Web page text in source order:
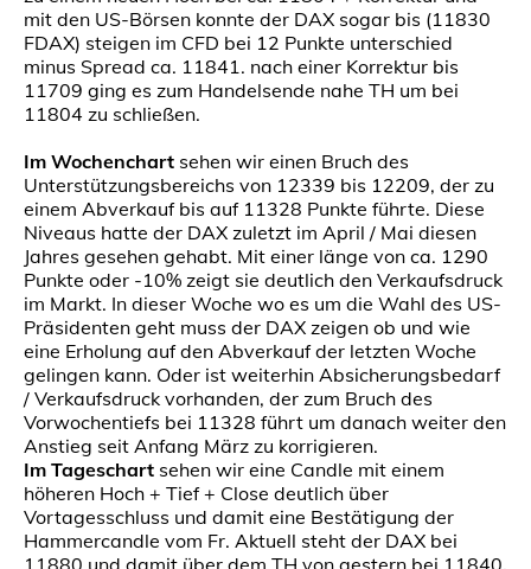
mit den US-Börsen konnte der DAX sogar bis (11830
FDAX) steigen im CFD bei 12 Punkte unterschied
minus Spread ca. 11841. nach einer Korrektur bis
11709 ging es zum Handelsende nahe TH um bei
11804 zu schließen.
Im Wochenchart sehen wir einen Bruch des
Unterstützungsbereichs von 12339 bis 12209, der zu
einem Abverkauf bis auf 11328 Punkte führte. Diese
Niveaus hatte der DAX zuletzt im April / Mai diesen
Jahres gesehen gehabt. Mit einer länge von ca. 1290
Punkte oder -10% zeigt sie deutlich den Verkaufsdruck
im Markt. In dieser Woche wo es um die Wahl des US-
Präsidenten geht muss der DAX zeigen ob und wie
eine Erholung auf den Abverkauf der letzten Woche
gelingen kann. Oder ist weiterhin Absicherungsbedarf
/ Verkaufsdruck vorhanden, der zum Bruch des
Vorwochentiefs bei 11328 führt um danach weiter den
Anstieg seit Anfang März zu korrigieren.
Im Tageschart sehen wir eine Candle mit einem
höheren Hoch + Tief + Close deutlich über
Vortagesschluss und damit eine Bestätigung der
Hammercandle vom Fr. Aktuell steht der DAX bei
11880 und damit über dem TH von gestern bei 11840.